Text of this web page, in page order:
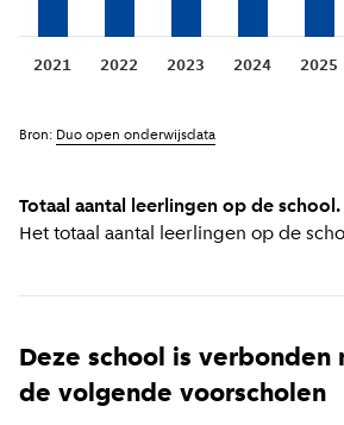
Totaal aantal leerlingen op de school.
Het totaal aantal leerlingen op de
2021 2022 2023 2024 2025
Bron: Duo open onderwijsdata
Deze school is verbonden
de volgende voorscholen